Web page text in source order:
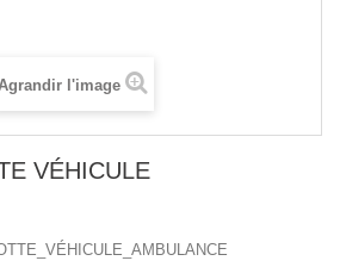
l'image
VÉHICULE